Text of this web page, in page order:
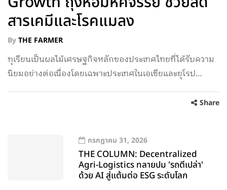
สารเคมีและโรคแมลง
ByTHE FARMER
ทุเรียนเป็นผลไม้เศรษฐกิจหลักของประเทศไทยที่ได้รับความ
นิยมอย่างต่อเนื่องโดยเฉพาะประเทศในเอเชียและยุโรป…
Share
กรกฎาคม 31, 2026
THE COLUMN: Decentralized
Agri-Logistics ทลายปม 'รถตีเปล่า'
ด้วย AI สู่แต้มต่อ ESG ระดับโลก